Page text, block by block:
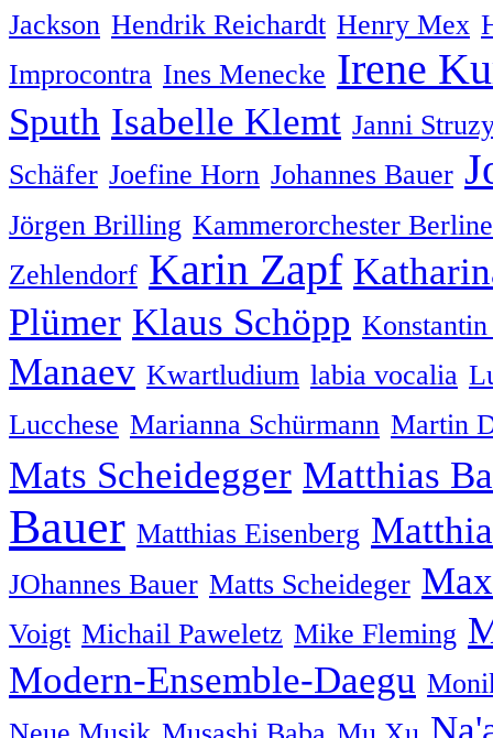
Jackson Hendrik Reichardt Henry Mex
Improcontra Ines Menecke Irene
Sputh Isabelle Klemt Janni
Schäfer Joefine Horn Johannes Bauer
Jörgen Brilling Kammerorchester
Zehlendorf Karin Zapf
Plümer Klaus Schöpp
Manaev Kwartludium labia vocalia
Lucchese Marianna Schürmann Martin
Mats Scheidegger Matthias
Bauer Matthias Eisenberg
JOhannes Bauer Matts Scheideger
Voigt Michail Paweletz Mike Fleming
Modern-Ensemble-Daegu